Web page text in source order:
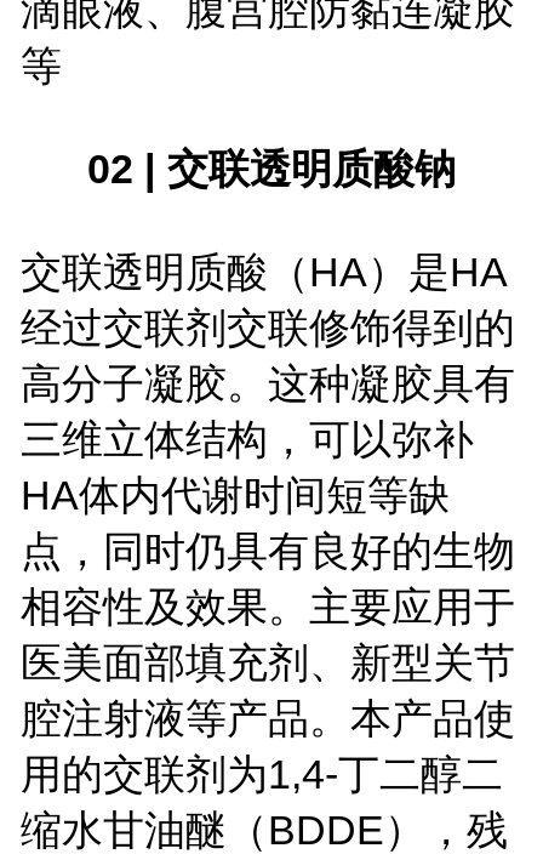
等
02 | 交联透明质酸钠
交联透明质酸（HA）是HA
经过交联剂交联修饰得到的
高分子凝胶。这种凝胶具有
三维立体结构，可以弥补
HA体内代谢时间短等缺
点，同时仍具有良好的生物
相容性及效果。主要应用于
医美面部填充剂、新型关节
腔注射液等产品。本产品使
用的交联剂为1,4-丁二醇二
缩水甘油醚（BDDE），残